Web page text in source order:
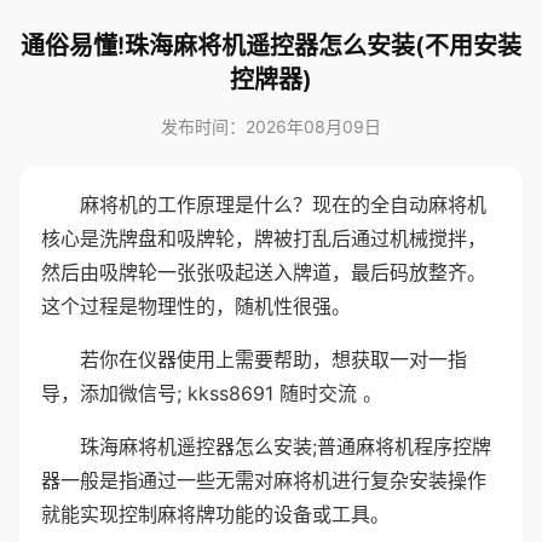
通俗易懂!珠海麻将机遥控器怎么安装(不用安装
控牌器)
发布时间：2026年08月09日
麻将机的工作原理是什么？现在的全自动麻将机
核心是洗牌盘和吸牌轮，牌被打乱后通过机械搅拌，
然后由吸牌轮一张张吸起送入牌道，最后码放整齐。
这个过程是物理性的，随机性很强。
若你在仪器使用上需要帮助，想获取一对一指
导，添加微信号; kkss8691 随时交流 。
珠海麻将机遥控器怎么安装;普通麻将机程序控牌
器一般是指通过一些无需对麻将机进行复杂安装操作
就能实现控制麻将牌功能的设备或工具。